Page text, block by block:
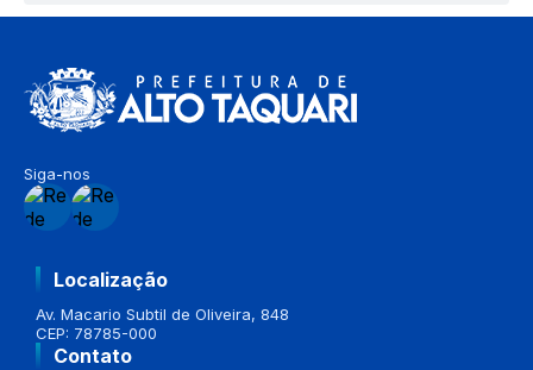
Siga-nos
Localização
Av. Macario Subtil de Oliveira, 848
CEP: 78785-000
Contato